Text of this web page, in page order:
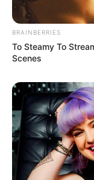
Su hija
BRAINBERRIES
To Steamy To
Scenes